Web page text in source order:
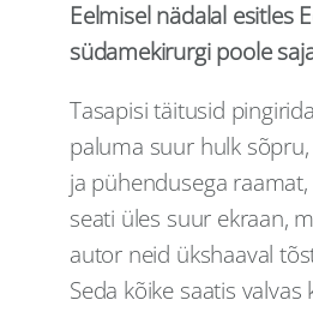
Eelmisel nädalal esitles
südamekirurgi poole
Tasapisi täitusid
paluma suur hulk
ja pühendusega
seati üles suur ekraan,
autor neid ükshaaval
Seda kõike saatis